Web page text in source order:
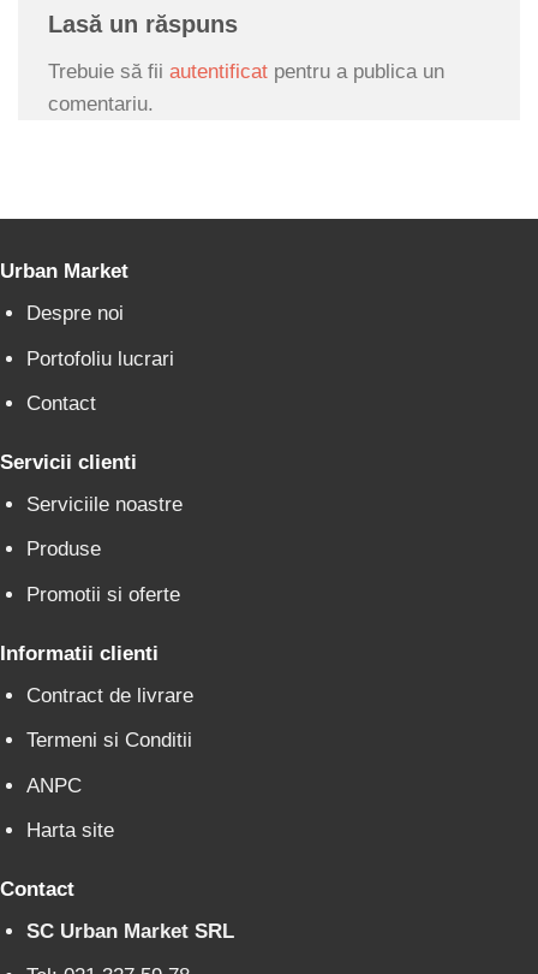
Lasă un răspuns
Trebuie să fii autentificat pentru a publica un
comentariu.
Urban Market
Despre noi
Portofoliu lucrari
Contact
Servicii clienti
Serviciile noastre
Produse
Promotii si oferte
Informatii clienti
Contract de livrare
Termeni si Conditii
ANPC
Harta site
Contact
SC Urban Market SRL